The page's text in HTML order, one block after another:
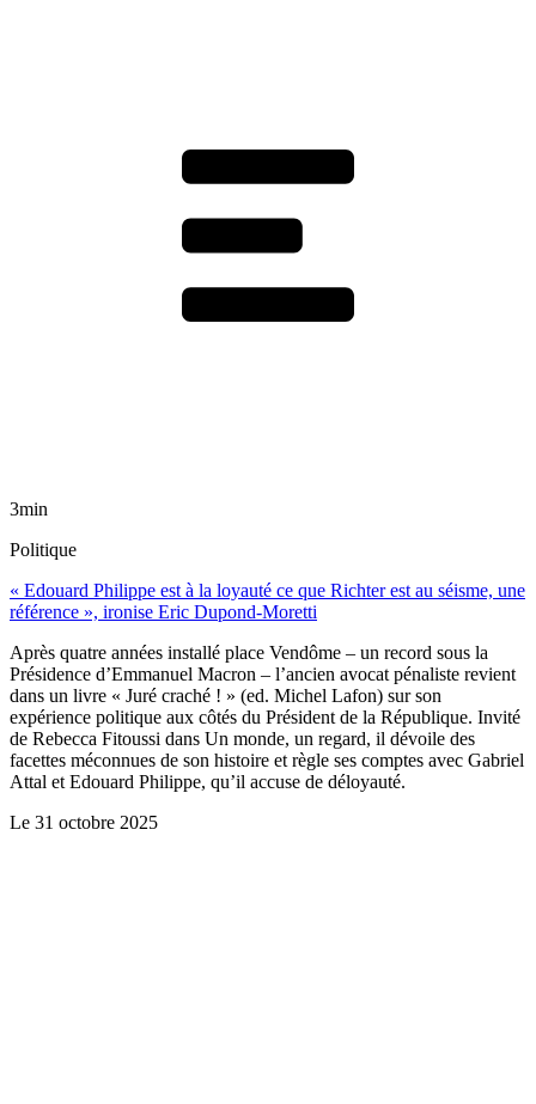
3min
Politique
« Edouard Philippe est à la loyauté ce que Richter est au séisme, une
référence », ironise Eric Dupond-Moretti
Après quatre années installé place Vendôme – un record sous la
Présidence d’Emmanuel Macron – l’ancien avocat pénaliste revient
dans un livre « Juré craché ! » (ed. Michel Lafon) sur son
expérience politique aux côtés du Président de la République. Invité
de Rebecca Fitoussi dans Un monde, un regard, il dévoile des
facettes méconnues de son histoire et règle ses comptes avec Gabriel
Attal et Edouard Philippe, qu’il accuse de déloyauté.
Le 31 octobre 2025